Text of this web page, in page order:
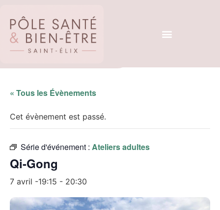
« Tous les Évènements
Cet évènement est passé.
Série d'événement : Ateliers adultes
Qi-Gong
7 avril -19:15 - 20:30